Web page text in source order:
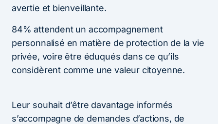
avertie et bienveillante.
84% attendent un accompagnement
personnalisé en matière de protection de la vie
privée, voire être éduqués dans ce qu’ils
considèrent comme une valeur citoyenne.
Leur souhait d’être davantage informés
s’accompagne de demandes d’actions, de